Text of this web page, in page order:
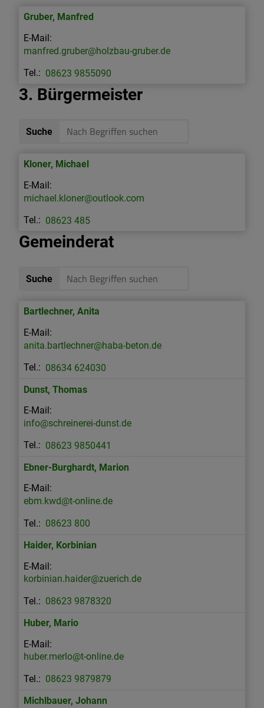
Gruber, Manfred
manfred.gruber@holzbau-gruber.de
08623 9855090
3. Bürgermeister
Suche
Kloner, Michael
michael.kloner@outlook.com
08623 485
Gemeinderat
Suche
Bartlechner, Anita
anita.bartlechner@haba-beton.de
08634 624030
Dunst, Thomas
info@schreinerei-dunst.de
08623 9850441
Ebner-Burghardt, Marion
ebm.kwd@t-online.de
08623 800
Haider, Korbinian
korbinian.haider@zuerich.de
08623 9878320
Huber, Mario
huber.merlo@t-online.de
08623 9879879
Michlbauer, Johann